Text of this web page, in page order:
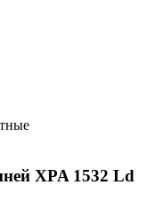
XPA 1532 Ld